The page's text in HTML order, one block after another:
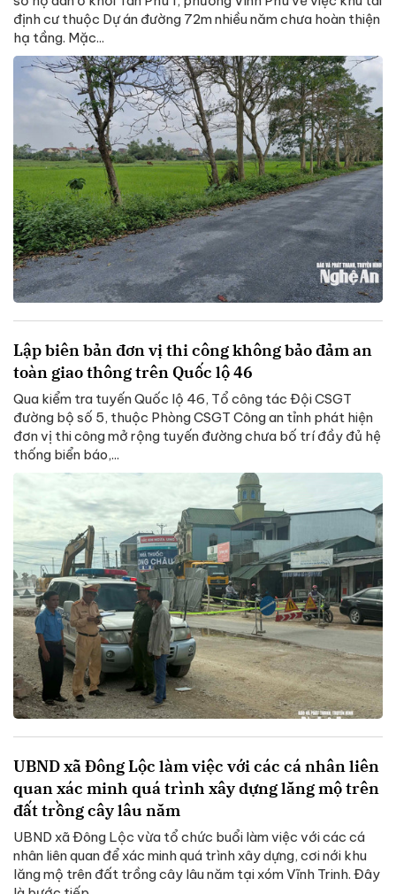
định cư thuộc Dự án đường 72m nhiều năm chưa hoàn thiện
hạ tầng. Mặc...
Lập biên bản đơn vị thi công không bảo đảm an
toàn giao thông trên Quốc lộ 46
Qua kiểm tra tuyến Quốc lộ 46, Tổ công tác Đội CSGT
đường bộ số 5, thuộc Phòng CSGT Công an tỉnh phát hiện
đơn vị thi công mở rộng tuyến đường chưa bố trí đầy đủ hệ
thống biển báo,...
UBND xã Đông Lộc làm việc với các cá nhân liên
quan xác minh quá trình xây dựng lăng mộ trên
đất trồng cây lâu năm
UBND xã Đông Lộc vừa tổ chức buổi làm việc với các cá
nhân liên quan để xác minh quá trình xây dựng, cơi nới khu
lăng mộ trên đất trồng cây lâu năm tại xóm Vĩnh Trinh. Đây